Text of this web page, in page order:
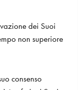
dei Suoi
non superiore
consenso